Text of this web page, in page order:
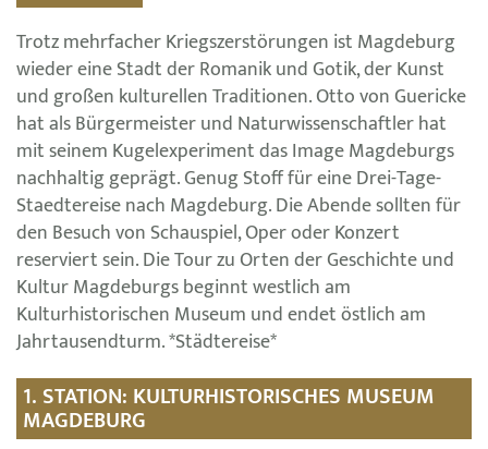
Trotz mehrfacher Kriegszerstörungen ist Magdeburg
wieder eine Stadt der Romanik und Gotik, der Kunst
und großen kulturellen Traditionen. Otto von Guericke
hat als Bürgermeister und Naturwissenschaftler hat
mit seinem Kugelexperiment das Image Magdeburgs
nachhaltig geprägt. Genug Stoff für eine Drei-Tage-
Staedtereise nach Magdeburg. Die Abende sollten für
den Besuch von Schauspiel, Oper oder Konzert
reserviert sein. Die Tour zu Orten der Geschichte und
Kultur Magdeburgs beginnt westlich am
Kulturhistorischen Museum und endet östlich am
Jahrtausendturm. *Städtereise*
1. STATION: KULTURHISTORISCHES MUSEUM
MAGDEBURG